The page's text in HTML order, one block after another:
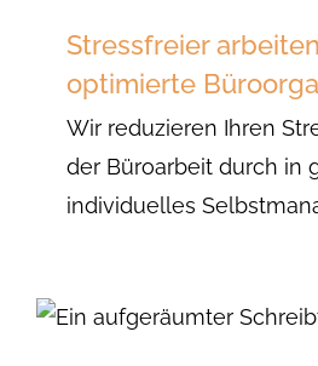
Stressfreier
optimierte
Wir reduzieren Ihren
der Büroarbeit durch in
individuelles